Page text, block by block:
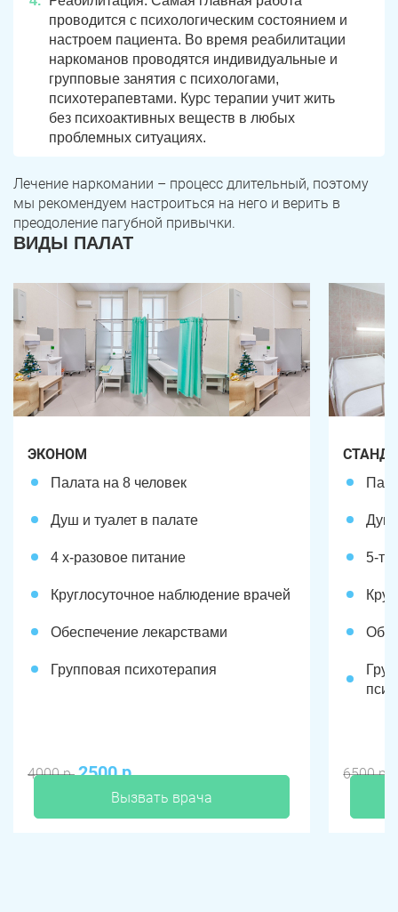
проводится с психологическим состоянием и
настроем пациента. Во время реабилитации
наркоманов проводятся индивидуальные и
групповые занятия с психологами,
психотерапевтами. Курс терапии учит жить
без психоактивных веществ в любых
проблемных ситуациях.
Лечение наркомании – процесс длительный, поэтому
мы рекомендуем настроиться на него и верить в
преодоление пагубной привычки.
ВИДЫ ПАЛАТ
ЭКОНОМ
Палата на 8 человек
Душ и туалет в палате
4 х-разовое питание
Круглосуточное наблюдение врачей
Обеспечение лекарствами
Групповая психотерапия
4000 р. 2500 р.
Вызвать врача
Душ
5-ти
6500 р.
Записаться
Я ознакомлен и принимаюусловия работы сайта
Задать вопрос
Записаться
Я ознакомлен и принимаюусловия работы сайта
Юрюзань Верхнеуральск
Локомотивный Миньяр
Зауральский Межозерный
Катав-Ивановск Куса
Усть-Катав Верхний Уфалей
Еманжелинск
Коркино Кыштым
Южноуральск Сатка
Чебаркуль Снежинск
Копейск
Златоуст
Записаться
Я ознакомлен и принимаюусловия работы сайта